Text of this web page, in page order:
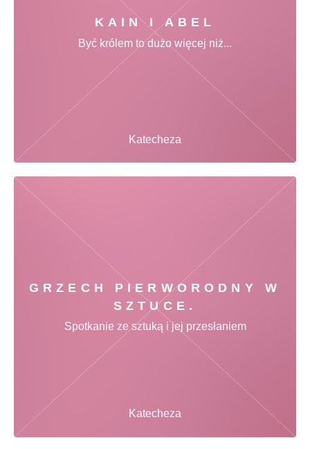
KAIN I ABEL
Katecheza
Być królem to dużo więcej niż...
GRZECH PIERWORODNY W
SZTUCE.
Katecheza
Spotkanie ze sztuką i jej przesłaniem